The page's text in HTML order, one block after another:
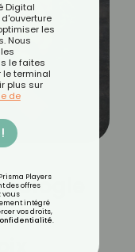
Digital
les
Nous
le faites
terminal
plus sur
de
Players
des offres
vous
intégré
vos droits,
.